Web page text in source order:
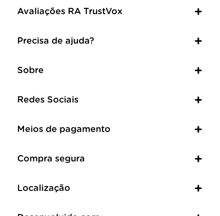
Avaliações RA TrustVox
Precisa de ajuda?
Sobre
Redes Sociais
Meios de pagamento
Compra segura
Localização